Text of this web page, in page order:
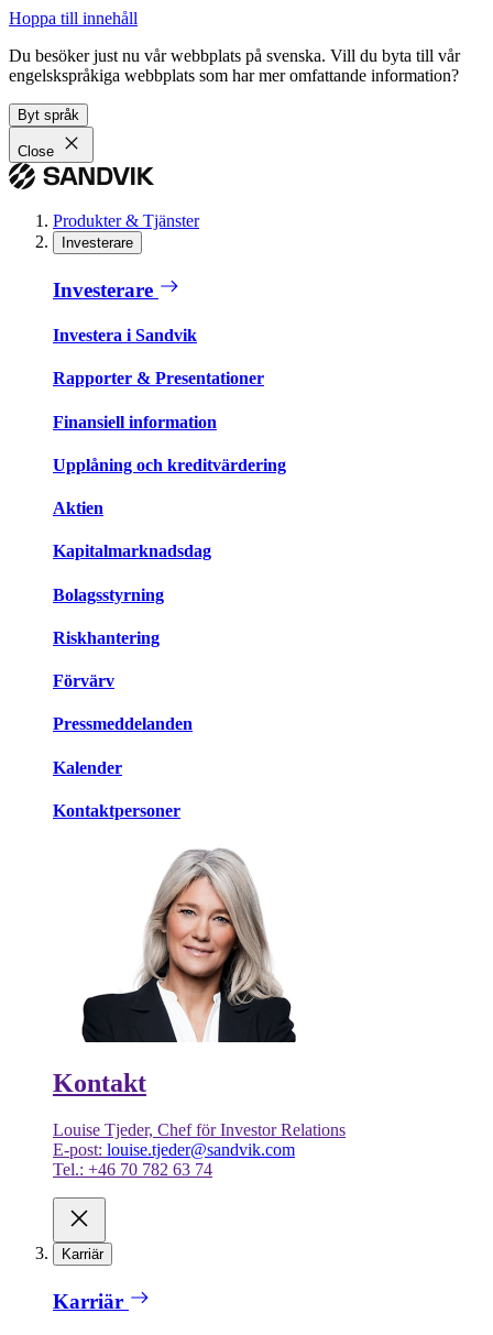
Hoppa till innehåll
Du besöker just nu vår webbplats på svenska. Vill du byta till vår
engelskspråkiga webbplats som har mer omfattande information?
Byt språk
Close
Produkter & Tjänster
Investerare
Investerare
Investera i Sandvik
Rapporter & Presentationer
Finansiell information
Upplåning och kreditvärdering
Aktien
Kapitalmarknadsdag
Bolagsstyrning
Riskhantering
Förvärv
Pressmeddelanden
Kalender
Kontaktpersoner
Kontakt
Louise Tjeder, Chef för Investor Relations
E-post: louise.tjeder@sandvik.com
Tel.: +46 70 782 63 74
Karriär
Karriär